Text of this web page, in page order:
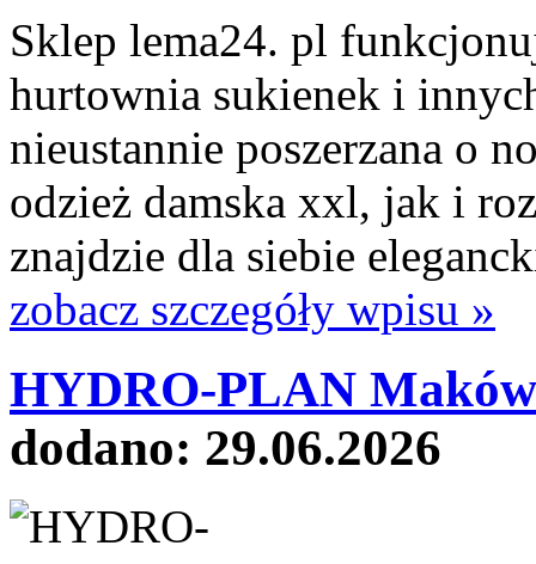
Sklep lema24. pl
hurtownia sukienek i
nieustannie poszerzana o
odzież damska xxl, jak i
znajdzie dla siebie
zobacz szczegóły wpisu »
HYDRO-PLAN
dodano: 29.06.2026